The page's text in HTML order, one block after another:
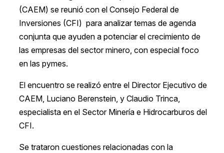
(CAEM) se reunió con el Consejo Federal de
Inversiones (CFI) para analizar temas de agenda
conjunta que ayuden a potenciar el crecimiento de
las empresas del sector minero, con especial foco
en las pymes.
El encuentro se realizó entre el Director Ejecutivo de
CAEM, Luciano Berenstein, y Claudio Trinca,
especialista en el Sector Minería e Hidrocarburos del
CFI.
Se trataron cuestiones relacionadas con la